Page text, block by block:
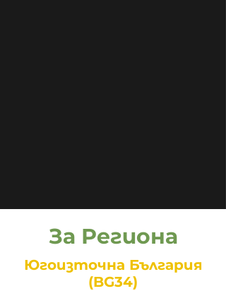
За Региона
Югоизточна България
(BG34)